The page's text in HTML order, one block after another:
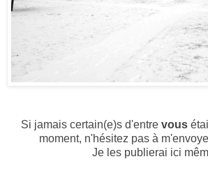
Si jamais certain(e)s d'entre vous
moment, n'hésitez pas à
Je les publierai ici